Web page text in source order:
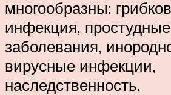
многообразны:
инфекция, простудные
заболевания,
вирусные инфекции,
наследственность.